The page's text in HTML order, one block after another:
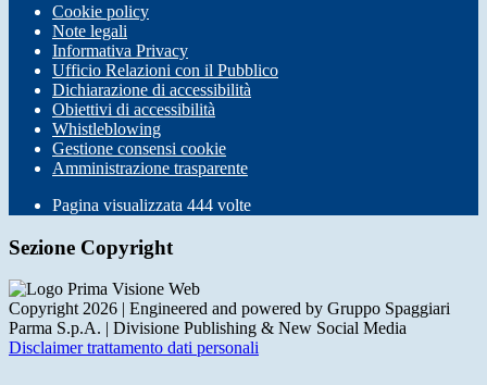
Cookie policy
Note legali
Informativa Privacy
Ufficio Relazioni con il Pubblico
Dichiarazione di accessibilità
Obiettivi di accessibilità
Whistleblowing
Gestione consensi cookie
Amministrazione trasparente
Pagina visualizzata 444 volte
Sezione Copyright
Copyright 2026 | Engineered and powered by Gruppo Spaggiari
Parma S.p.A. | Divisione Publishing & New Social Media
Disclaimer trattamento dati personali